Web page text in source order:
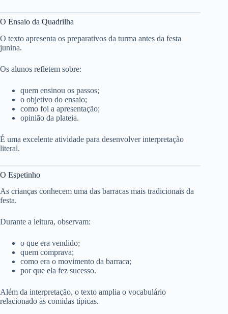
O Ensaio da Quadrilha
O texto apresenta os preparativos da turma antes da festa
junina.
Os alunos refletem sobre:
quem ensinou os passos;
o objetivo do ensaio;
como foi a apresentação;
opinião da plateia.
É uma excelente atividade para desenvolver interpretação
literal.
O Espetinho
As crianças conhecem uma das barracas mais tradicionais da
festa.
Durante a leitura, observam:
o que era vendido;
quem comprava;
como era o movimento da barraca;
por que ela fez sucesso.
Além da interpretação, o texto amplia o vocabulário
relacionado às comidas típicas.